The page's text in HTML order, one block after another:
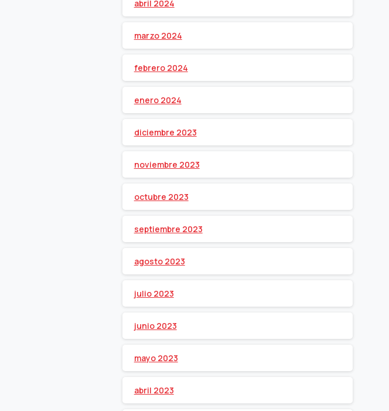
abril 2024
marzo 2024
febrero 2024
enero 2024
diciembre 2023
noviembre 2023
octubre 2023
septiembre 2023
agosto 2023
julio 2023
junio 2023
mayo 2023
abril 2023